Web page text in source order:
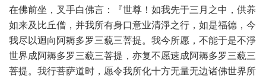
在佛前坐，叉手白佛言：『世尊！如我先于三月之中，供养
如来及比丘僧，并我所有身口意业清淨之行，如是福德，今
我尽以迴向阿耨多罗三藐三菩提。我今所愿，不能于是不淨
世界成阿耨多罗三藐三菩提，亦复不愿速成阿耨多罗三藐三
菩提。我行菩萨道时，愿令我所化十方无量无边诸佛世界所